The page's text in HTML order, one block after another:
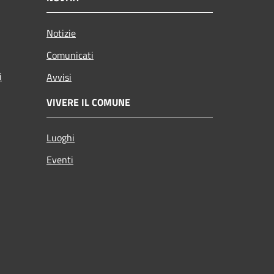
Notizie
Comunicati
Avvisi
VIVERE IL COMUNE
Luoghi
Eventi